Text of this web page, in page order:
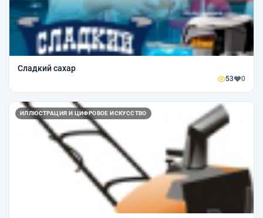
Сладкий сахар
53 0
ИЛЛЮСТРАЦИЯ И ЦИФРОВОЕ ИСКУССТВО